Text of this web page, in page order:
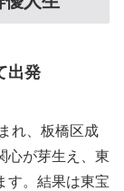
出発
れ、板橋区成
心が芽生え、東
す。結果は東宝